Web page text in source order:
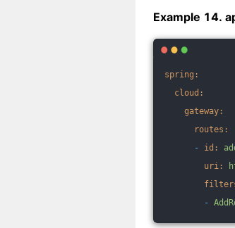
Example 14.
spring:
cloud:
gateway:
routes:
-
id:
uri:
-